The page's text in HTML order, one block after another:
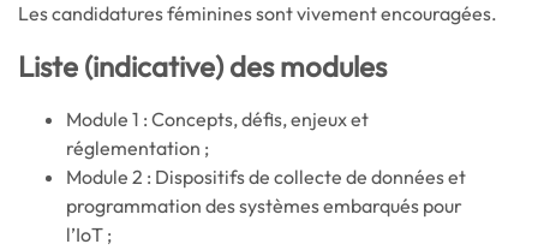
Les candidatures féminines sont vivement encouragées.
Liste (indicative) des modules
Module 1 : Concepts, défis, enjeux et
réglementation ;
Module 2 : Dispositifs de collecte de données et
programmation des systèmes embarqués pour
l’IoT ;